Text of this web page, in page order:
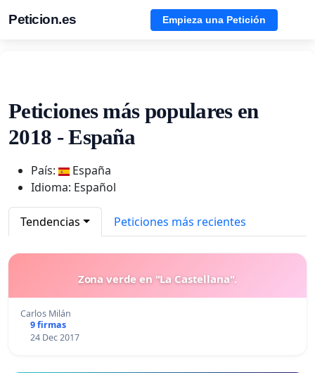
Peticion.es Empieza una Petición
Peticiones más populares en
2018 - España
País:
España
Idioma: Español
Tendencias Peticiones más recientes
Zona verde en "La Castellana".
Carlos Milán
9 firmas
24 Dec 2017